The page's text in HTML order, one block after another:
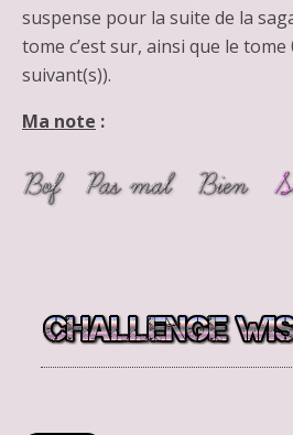
suspense pour la suite de la
tome c’est sur, ainsi que le tome
suivant(s)).
Ma note :